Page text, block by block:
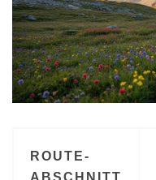
ROUTE-
ABSCHNITT